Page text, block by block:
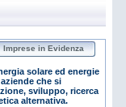
Imprese in Evidenza
solare ed energie
che si
sviluppo, ricerca
alternativa.